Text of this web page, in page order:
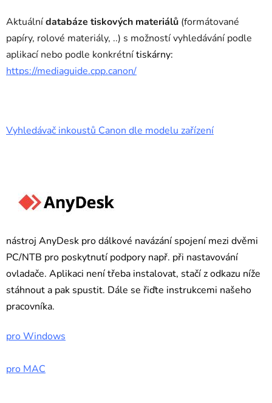
Aktuálnídatabáze tiskových materiálů (formátované
papíry, rolové materiály, ..) s možností vyhledávání podle
aplikací nebo podle konkrétnítiskárny:
https://mediaguide.cpp.canon/
Vyhledávač inkoustů Canon dle modelu zařízení
nástroj AnyDesk pro dálkové navázání spojení mezi dvěmi
PC/NTB pro poskytnutí podpory např. při nastavování
ovladače. Aplikaci není třeba instalovat, stačí z odkazu níže
stáhnout a pak spustit. Dále se řiďte instrukcemi našeho
pracovníka.
pro Windows
pro MAC